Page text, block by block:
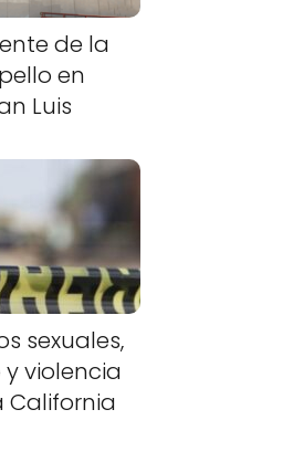
de la
en
Luis
sexuales,
violencia
California